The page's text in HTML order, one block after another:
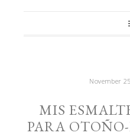
November
MIS
PARA